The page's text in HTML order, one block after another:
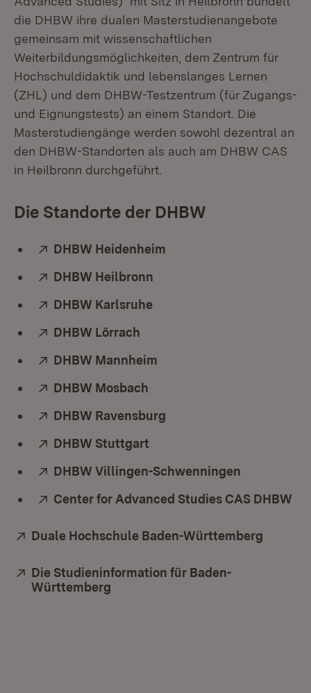
die DHBW ihre dualen Masterstudienangebote
gemeinsam mit wissenschaftlichen
Weiterbildungsmöglichkeiten, dem Zentrum für
Hochschuldidaktik und lebenslanges Lernen
(ZHL) und dem DHBW-Testzentrum (für Zugangs-
und Eignungstests) an einem Standort. Die
Masterstudiengänge werden sowohl dezentral an
den DHBW-Standorten als auch am DHBW CAS
in Heilbronn durchgeführt.
Die Standorte der DHBW
Extern:
DHBW Heidenheim
Extern:
DHBW Heilbronn
Extern:
DHBW Karlsruhe
Extern:
DHBW Lörrach
Extern:
DHBW Mannheim
Extern:
DHBW Mosbach
Extern:
DHBW Ravensburg
Extern:
DHBW Stuttgart
Extern:
DHBW Villingen-Schwenningen
Extern:
Center for Advanced Studies CAS DHBW
Extern:
Duale Hochschule Baden-Württemberg
Extern:
Die Studieninformation für Baden-
Württemberg